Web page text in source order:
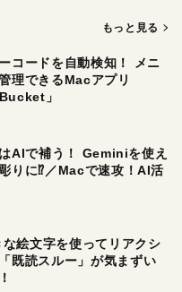
もっと見る
コードを自動検知！ メニ
理できるMacアプリ
」
AIで補う！ Geminiを使え
りに⁉︎／Macで速攻！AI活
な絵文字を使ってリアクシ
既読スルー」が気まずい